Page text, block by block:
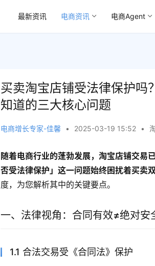
最新资讯 电商资讯 电商Agent
买卖淘宝店铺受法律保护吗
知道的三大核心问题
电商增长专家-佳馨 • 2025-03-19 15:52 •
随着电商行业的蓬勃发展，淘宝店铺交易
否受法律保护」这一问题始终困扰着买卖
度，为您解析其中的关键要点。
一、法律视角：合同有效≠绝对安
1.1 合法交易受《合同法》保护